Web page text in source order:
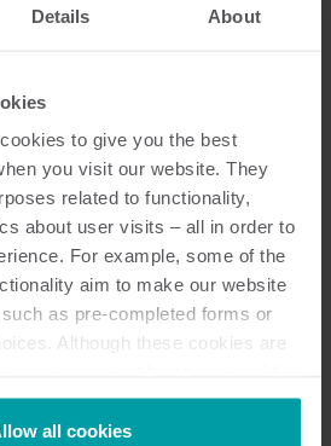
Details About
to give you the best
you visit our website. They
related to functionality,
about user visits – all in order to
For example, some of the
aim to make our website
as pre-completed forms or
Although these cookies are
them.
third-party cookies. A third-party
all cookies